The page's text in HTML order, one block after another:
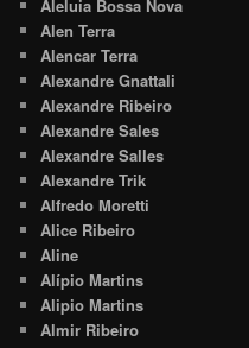
Aleluia Bossa Nova
Alen Terra
Alencar Terra
Alexandre Gnattali
Alexandre Ribeiro
Alexandre Sales
Alexandre Salles
Alexandre Trik
Alfredo Moretti
Alice Ribeiro
Aline
Alípio Martins
Alipio Martins
Almir Ribeiro